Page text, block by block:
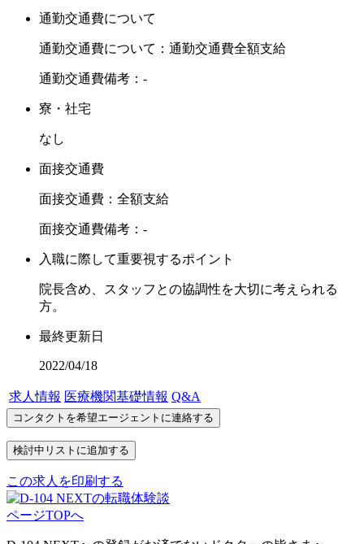
通勤交通費について
通勤交通費について：通勤交通費全額支給
通勤交通費備考：-
寮・社宅
なし
面接交通費
面接交通費：全額支給
面接交通費備考：-
入職に際して重要視するポイント
院長含め、スタッフとの協調性を大切に考えられる
方。
最終更新日
2022/04/18
求人情報 医療機関基礎情報 Q&A
この求人を印刷する
ページTOPへ